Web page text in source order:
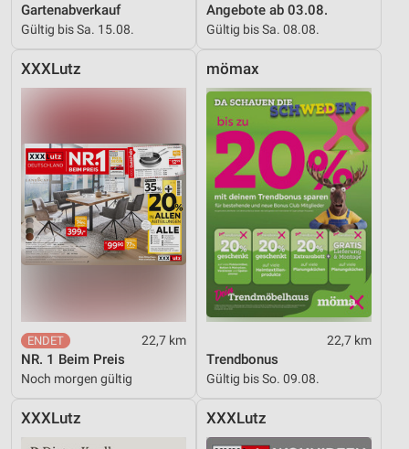
Gartenabverkauf
Gültig bis Sa. 15.08.
Angebote ab 03.08.
Gültig bis Sa. 08.08.
XXXLutz
22,7 km
NR. 1 Beim Preis
Noch morgen gültig
mömax
22,7 km
Trendbonus
Gültig bis So. 09.08.
XXXLutz XXXLutz
Analyse von Zielgruppen durch Statistiken oder
Kombinationen von Daten aus verschiedenen
Entwicklung und Verbesserung der Angebote
Verwendung reduzierter Daten zur Auswahl von
Inhalten
IAB-Besonderheiten:
Verwendung genauer Standortdaten
Geräte anhand von aktiv angeforderten
Informationen identifizieren
Performance
Funktional
Werbung